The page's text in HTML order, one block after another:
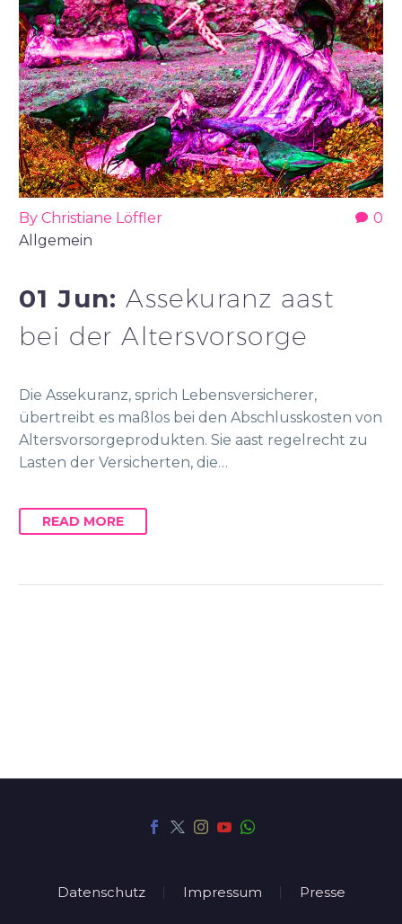
0
By Christiane Löffler
Allgemein
01 Jun:Assekuranz aast
bei der Altersvorsorge
Die Assekuranz, sprich Lebensversicherer,
übertreibt es maßlos bei den Abschlusskosten von
Altersvorsorgeprodukten. Sie aast regelrecht zu
Lasten der Versicherten, die…
READ MORE
Datenschutz Impressum Presse